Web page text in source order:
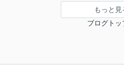
もっと見
ブログトッ